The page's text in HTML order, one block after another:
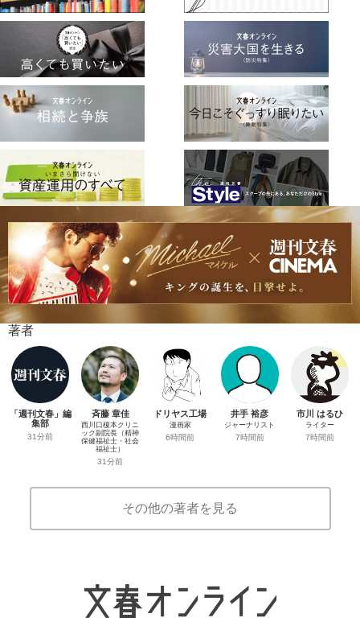
著者
「週刊文春」編
集部
31分前
斉藤 章佳
西川口榎本クリニ
ック副院長（精神
保健福祉士・社会
福祉士）
31分前
ドリヤス工場
漫画家
6時間前
井手 裕彦
ジャーナリスト
7時間前
市川 はるひ
ライター
7時間前
その他の著者を見る